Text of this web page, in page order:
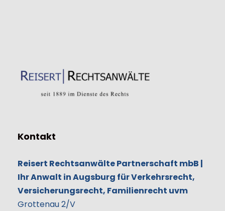
Kontakt
Reisert Rechtsanwälte Partnerschaft mbB |
Ihr Anwalt in Augsburg für Verkehrsrecht,
Versicherungsrecht, Familienrecht uvm
Grottenau 2/V